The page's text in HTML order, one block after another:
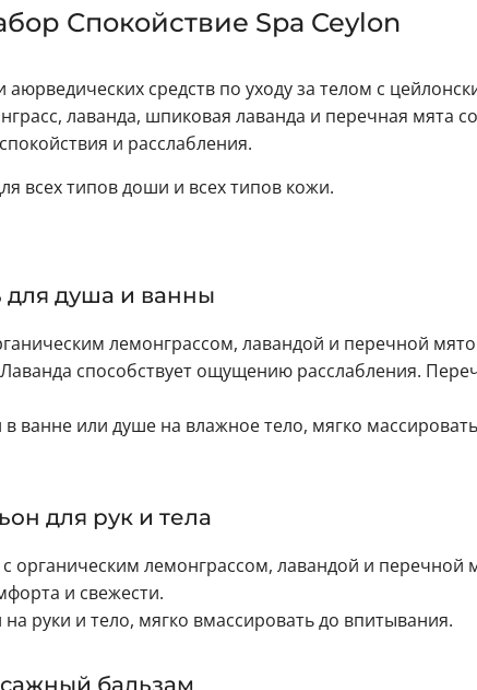
Спокойствие Spa Ceylon
средств по уходу за телом с
лаванда, шпиковая лаванда и перечная мята
и расслабления.
всех типов доши и всех типов кожи.
для душа и ванны
лемонграссом, лавандой и перечной
способствует ощущению расслабления.
ванне или душе на влажное тело, мягко
для рук и тела
органическим лемонграссом, лавандой и перечной
и свежести.
руки и тело, мягко вмассировать до впитывания.